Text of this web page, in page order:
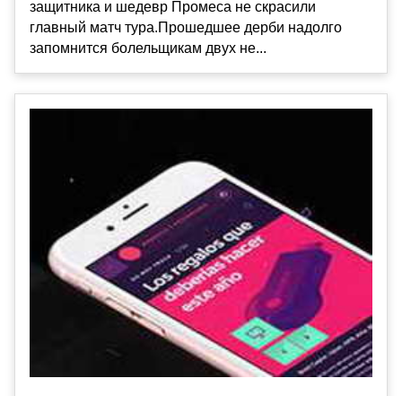
защитника и шедевр Промеса не скрасили
главный матч тура.Прошедшее дерби надолго
запомнится болельщикам двух не...